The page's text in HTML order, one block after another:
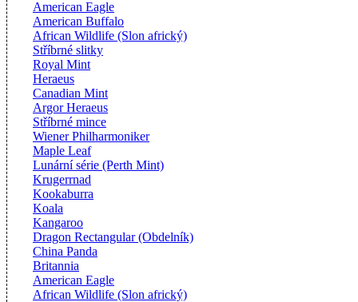
American Eagle
American Buffalo
African Wildlife (Slon africký)
Stříbrné slitky
Royal Mint
Heraeus
Canadian Mint
Argor Heraeus
Stříbrné mince
Wiener Philharmoniker
Maple Leaf
Lunární série (Perth Mint)
Krugerrnad
Kookaburra
Koala
Kangaroo
Dragon Rectangular (Obdelník)
China Panda
Britannia
American Eagle
African Wildlife (Slon africký)